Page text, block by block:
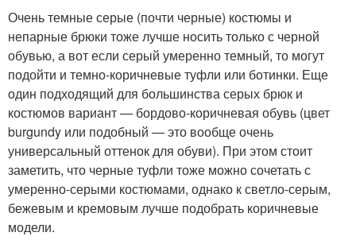
Очень темные серые (почти черные) костюмы и
непарные брюки тоже лучше носить только с черной
обувью, а вот если серый умеренно темный, то могут
подойти и темно-коричневые туфли или ботинки. Еще
один подходящий для большинства серых брюк и
костюмов вариант — бордово-коричневая обувь (цвет
burgundy или подобный — это вообще очень
универсальный оттенок для обуви). При этом стоит
заметить, что черные туфли тоже можно сочетать с
умеренно-серыми костюмами, однако к светло-серым,
бежевым и кремовым лучше подобрать коричневые
модели.